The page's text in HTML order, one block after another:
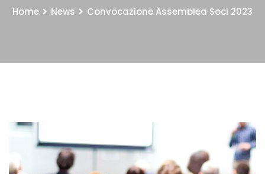
Home News Convocazione Assemblea Soci 2023